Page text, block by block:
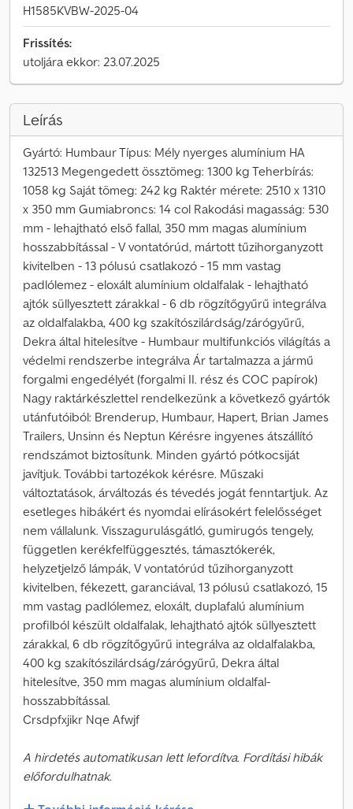
H1585KVBW-2025-04
Frissítés:
utoljára ekkor: 23.07.2025
Leírás
Gyártó: Humbaur Típus: Mély nyerges alumínium HA
132513 Megengedett össztömeg: 1300 kg Teherbírás:
1058 kg Saját tömeg: 242 kg Raktér mérete: 2510 x 1310
x 350 mm Gumiabroncs: 14 col Rakodási magasság: 530
mm - lehajtható első fallal, 350 mm magas alumínium
hosszabbítással - V vontatórúd, mártott tűzihorganyzott
kivitelben - 13 pólusú csatlakozó - 15 mm vastag
padlólemez - eloxált alumínium oldalfalak - lehajtható
ajtók süllyesztett zárakkal - 6 db rögzítőgyűrű integrálva
az oldalfalakba, 400 kg szakítószilárdság/zárógyűrű,
Dekra által hitelesítve - Humbaur multifunkciós világítás a
védelmi rendszerbe integrálva Ár tartalmazza a jármű
forgalmi engedélyét (forgalmi II. rész és COC papírok)
Nagy raktárkészlettel rendelkezünk a következő gyártók
utánfutóiból: Brenderup, Humbaur, Hapert, Brian James
Trailers, Unsinn és Neptun Kérésre ingyenes átszállító
rendszámot biztosítunk. Minden gyártó pótkocsiját
javítjuk. További tartozékok kérésre. Műszaki
változtatások, árváltozás és tévedés jogát fenntartjuk. Az
esetleges hibákért és nyomdai elírásokért felelősséget
nem vállalunk. Visszagurulásgátló, gumirugós tengely,
független kerékfelfüggesztés, támasztókerék,
helyzetjelző lámpák, V vontatórúd tűzihorganyzott
kivitelben, fékezett, garanciával, 13 pólusú csatlakozó, 15
mm vastag padlólemez, eloxált, duplafalú alumínium
profilból készült oldalfalak, lehajtható ajtók süllyesztett
zárakkal, 6 db rögzítőgyűrű integrálva az oldalfalakba,
400 kg szakítószilárdság/zárógyűrű, Dekra által
hitelesítve, 350 mm magas alumínium oldalfal-
hosszabbítással.
Crsdpfxjikr Nqe Afwjf
A hirdetés automatikusan lett lefordítva. Fordítási hibák
előfordulhatnak.